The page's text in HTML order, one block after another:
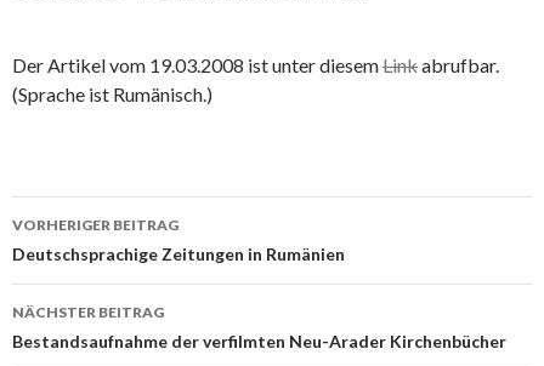
Der Artikel vom 19.03.2008 ist unter diesemLinkabrufbar.
(Sprache ist Rumänisch.)
Beitrags-
Navigation
VORHERIGER BEITRAG
Deutschsprachige Zeitungen in Rumänien
NÄCHSTER BEITRAG
Bestandsaufnahme der verfilmten Neu-Arader Kirchenbücher